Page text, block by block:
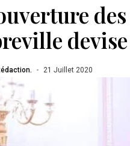
21 Juillet 2020